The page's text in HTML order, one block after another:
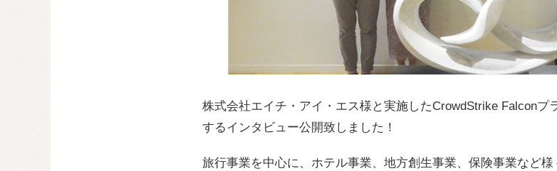
株式会社エイチ・アイ・エス様と実施したCrowdStrike Falconプ
するインタビュー公開致しました！
旅行事業を中心に、ホテル事業、地方創生事業、保険事業など